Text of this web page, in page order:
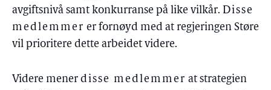
avgiftsnivå samt konkurranse på like vilkår. Disse
medlemmer er fornøyd med at regjeringen Støre
vil prioritere dette arbeidet videre.
Videre mener disse medlemmer at strategien